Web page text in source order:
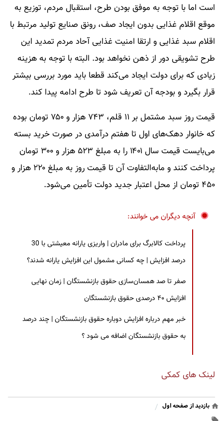
است اما با توجه به موفق بودن طرح، استقبال مردم، توزیع به
موقع اقلام غذایی بدون ایجاد صف، رونق صنایع تولید مرتبط با
اقلام سبد غذایی و ارتقا امنیت غذایی آحاد مردم تمدید این
طرح تشویقی دور از ذهن نخواهد بود. البته با توجه به هزینه
زیادی که برای دولت ایجاد می‌کند قطعا باید مورد بررسی بیشتر
قرار بگیرد و بودجه آن تعریف شود تا طرح ادامه پیدا کند.
قیمت روز سبد مشتمل بر ١١ قلم، ۷۴۳ هزار و ۷۵۰ تومان بوده
که خانوار دهک‌های اول تا هفتم درآمدی در صورت خرید بسته
می‌بایست قیمت سال ۱۴۰۱ را به مبلغ ۵۲۳ هزار و ۳۰۰ تومان
پرداخت کنند و مابه‌التفاوت آن تا قیمت روز به مبلغ ۲۲۰ هزار و
۴۵۰ تومان از محل اعتبار جدید دولت تأمین می‌شود.
آنچه دیگران می خوانند:
پرداخت کالابرگ برای مادران | واریزی یارانه معیشتی با 30
درصد افزایش | چه کسانی مشمول این افزایش یارانه شدند؟
صفر تا صد همسان‌سازی حقوق بازنشستگان | زمان نهایی
افزایش ۴۰ درصدی حقوق بازنشستگان
خبر مهم درباره افزایش دوباره حقوق بازنشستگان | چند درصد
به حقوق بازنشستگان اضافه می شود ؟
لینک های کمکی
بازدید از صفحه اول /